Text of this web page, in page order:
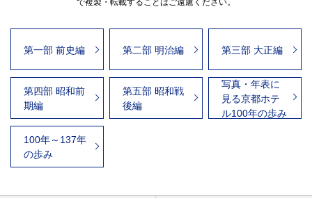
で複製・転載することはご遠慮ください。
第一部 前史編 第二部 明治編 第三部 大正編
第四部 昭和前
期編
第五部 昭和戦
後編
写真・年表に
見る京都ホテ
ル100年の歩み
100年～137年
の歩み